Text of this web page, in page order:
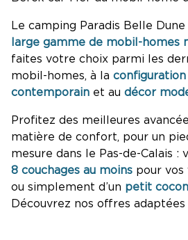
Le camping Paradis Belle
large gamme de mobil-homes
faites votre choix parmi les
mobil-homes, à la
contemporain et au décor
Profitez des meilleures
matière de confort, pour un
mesure dans le Pas-de-Calais :
8 couchages au moins pour vos
ou simplement d’un petit
Découvrez nos offres